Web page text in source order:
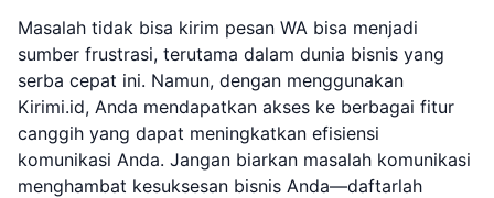
Masalah tidak bisa kirim pesan WA bisa menjadi
sumber frustrasi, terutama dalam dunia bisnis yang
serba cepat ini. Namun, dengan menggunakan
Kirimi.id, Anda mendapatkan akses ke berbagai fitur
canggih yang dapat meningkatkan efisiensi
komunikasi Anda. Jangan biarkan masalah komunikasi
menghambat kesuksesan bisnis Anda—daftarlah